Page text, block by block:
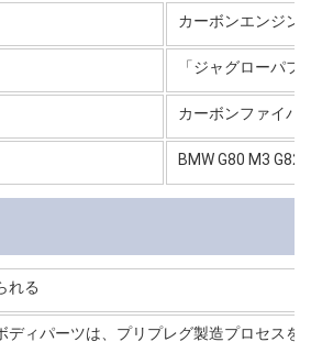
カーボンエンジン
「ジャグローパ
カーボンファイバ
BMW G80 M3 G82
れる
ディパーツは、プリプレグ製造プロセス